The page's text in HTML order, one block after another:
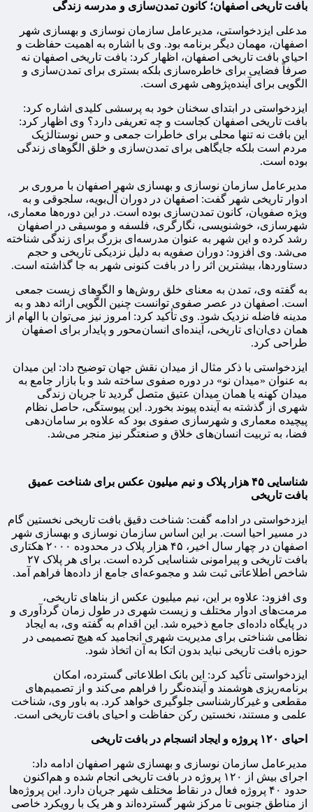
بافت تاریخی اصفهان؛ کانون تمدن‌سازی و مدرسه زندگی
مدعلی ایزدخواستی، مدیرعامل سازمان نوسازی و بهسازی شهر
اصفهان، مهمان دیگر برنامه بود. وی با اشاره به اهمیت حفاظت و
احیای بافت تاریخی اصفهان، اظهار کرد: بافت تاریخی اصفهان نه
صرفاً فضایی برای خاطره‌سازی بلکه بستری برای تمدن‌سازی و
الگویی برای آینده‌پژوهی شهری است.
ایزدخواستی در ابتدای سخنان خود به پرسشی کلیدی اشاره کرد:
بافت تاریخی اصفهان کجاست و چه تعریفی دارد؟ وی اظهار کرد:
این بافت نه تنها محلی برای خاطرات جمعی و حس نوستالژیک
مردم است بلکه جایگاهی برای تمدن‌سازی و خلق الگوهای زندگی
بوده است.
مدیرعامل سازمان نوسازی و بهسازی شهر اصفهان با مروری بر
ادوار تاریخی شهر گفت: اصفهان در دوران آل‌بویه، سلجوقی و به
ویژه صفویان، کانون تمدن‌سازی بوده است. در این دوره‌ها معماری،
شهرسازی، خوشنویسی، نگارگری، فلسفه و موسیقی در اصفهان
رشد کرده و این شهر به عنوان مدرسه‌ای بزرگ برای زندگی شناخته
می‌شد. وی افزود: دوران صفویه به دلیل نزدیکی تاریخی و حجم
دستاوردها، بیشترین اثر را در بافت کنونی شهر به جا گذاشته است.
به گفته وی، تمدن به معنای خلق روش‌ها و الگوهای زیست جمعی
است. اصفهان در عصر صفوی توانست چنین الگویی ارائه دهد و به
مدینه فاضله نزدیک شود. وی تأکید کرد: امروز نیز می‌توان با الهام از
همان دی‌ان‌ای تاریخی، آینده‌ای انسان‌محور و پایدار برای اصفهان
طراحی کرد.
ایزدخواستی با ذکر مثال از میدان نقش جهان توضیح داد: این میدان
به عنوان «میدان نو» در دوره صفوی ساخته شد و با بازار جامع به
میدان کهنه یا همان میدان عتیق متصل گردید تا جریان زندگی
شهری از گذشته به آینده پیوند بخورد. این پیوستگی، حاصل نظام
پیچیده معماری و شهرسازی صفوی بود که علاوه بر سامان‌دهی
فضا، به تربیت انسان‌های خلاق و صنعتگر نیز منجر می‌شد.
شناسایی
هزار پلاک و نیم میلیون عکس برای شناخت عمیق
بافت تاریخی
ایزدخواستی در ادامه گفت: شناخت دقیق بافت تاریخی نخستین گام
در مسیر احیا است. بر این اساس سازمان نوسازی و بهسازی شهر
اصفهان در چهار سال اخیر، ۴۵ هزار پلاک در محدوده ۲۰۰۰ هکتاری
بافت تاریخی و پیرامونی شناسایی کرده است. برای هر پلاک ۲۷
شاخص اطلاعاتی ثبت شد و مجموعه‌ای جامع از داده‌ها فراهم آمد.
وی افزود: علاوه بر این، نیم میلیون عکس از بناهای تاریخی،
مرمت‌های ادوار مختلف و زیست شهری در طول زمان گردآوری و
در پایگاه داده‌ای جامع ذخیره شد. این اقدام به گفته وی، به ایجاد
نظامی شناختی برای مدیریت شهری انجامید که هیچ تصمیمی در
حوزه بافت تاریخی نباید بدون اتکا به آن اتخاذ شود.
ایزدخواستی تأکید کرد: این بانک اطلاعاتی گسترده، امکان
برنامه‌ریزی هوشمند و آینده‌نگر را فراهم می‌کند و از تصمیم‌های
مقطعی و غیرکارشناسی جلوگیری خواهد کرد. به باور وی، شناخت
علمی و مستند، نخستین رکن حفاظت و احیای بافت تاریخی است.
احیای پروژه و ایجاد انسجام در بافت تاریخی
مدیرعامل سازمان نوسازی و بهسازی شهر اصفهان ادامه داد:
اجرای بیش از ۱۲۰ پروژه در بافت تاریخی انجام شده و هم‌اکنون
حدود ۴۰ پروژه فعال در نقاط مختلف شهر جریان دارد. این پروژه‌ها
از مناطق جنوبی تا مرکز شهر گسترده‌اند و هر یک با رویکرد خاصی